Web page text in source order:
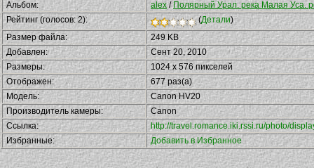
Альбом:
alex/Полярный Урал. река Малая Уса.
Рейтинг (голосов: 2):
(Детали)
Размер файла:
249 KB
Добавлен:
Сент 20, 2010
Размеры:
1024 x 576 пикселей
Отображен:
677 раз(а)
Модель:
Canon HV20
Производитель камеры:
Canon
Ссылка:
http://travel.romance.iki.rssi.ru/photo/
Избранные:
Добавить в Избранное